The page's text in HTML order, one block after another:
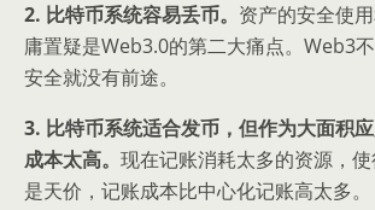
2. 比特币系统容易丢币。 资产的安全使
庸置疑是Web3.0的第二大痛点。Web3
安全就没有前途。
3. 比特币系统适合发币，但作为大面积
成本太高。 现在记账消耗太多的资源，使
是天价，记账成本比中心化记账高太多。